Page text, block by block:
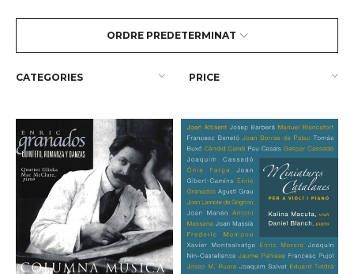
ORDRE PREDETERMINAT
CATEGORIES PRICE